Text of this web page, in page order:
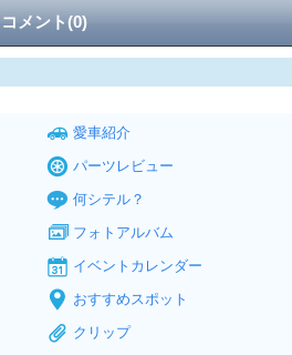
コメント(0)
愛車紹介
パーツレビュー
何シテル？
フォトアルバム
イベントカレンダー
おすすめスポット
クリップ